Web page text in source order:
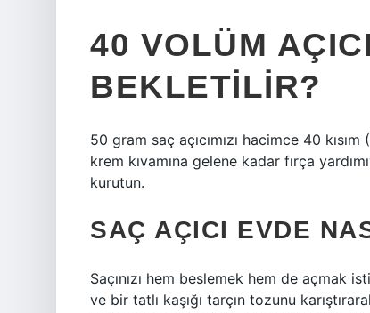
40 VOLÜM
BEKLETILIR?
50 gram saç açıcımızı hacimce 40
krem ​​kıvamına gelene kadar fırça
kurutun.
SAÇ AÇICI EVDE
Saçınızı hem beslemek hem de açmak
ve bir tatlı kaşığı tarçın tozunu